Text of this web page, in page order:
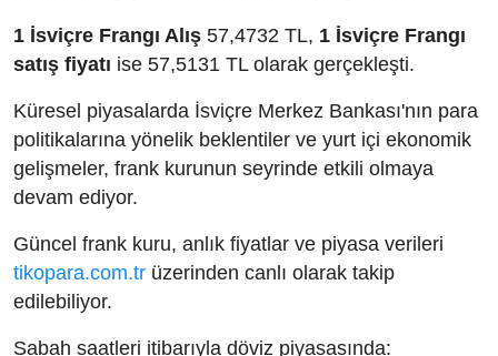
1 İsviçre Frangı Alış 57,4732 TL, 1 İsviçre Frangı
satış fiyatı ise 57,5131 TL olarak gerçekleşti.
Küresel piyasalarda İsviçre Merkez Bankası'nın para
politikalarına yönelik beklentiler ve yurt içi ekonomik
gelişmeler, frank kurunun seyrinde etkili olmaya
devam ediyor.
Güncel frank kuru, anlık fiyatlar ve piyasa verileri
tikopara.com.tr üzerinden canlı olarak takip
edilebiliyor.
Sabah saatleri itibarıyla döviz piyasasında: